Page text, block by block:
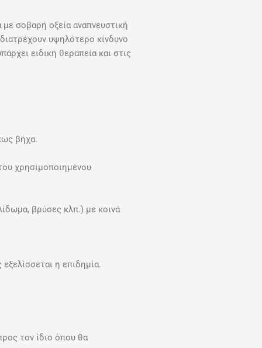
σοβαρή οξεία αναπνευστική
υψηλότερο κίνδυνο
ειδική θεραπεία και στις
βήχα.
χρησιμοποιημένου
βρύσες κλπ.) με κοινά
η επιδημία.
τον ίδιο όπου θα